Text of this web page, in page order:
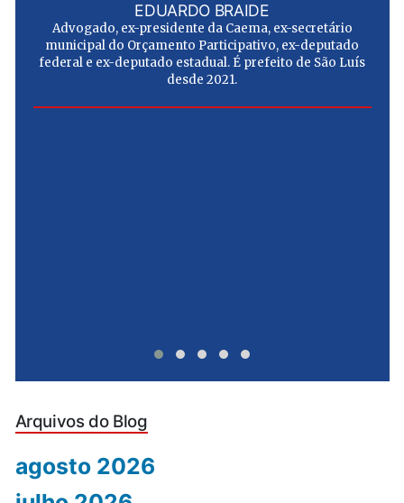
EDUARDO BRAIDE
Advogado, ex-presidente da Caema, ex-secretário
municipal do Orçamento Participativo, ex-deputado
federal e ex-deputado estadual. É prefeito de São Luís
desde 2021.
Arquivos do Blog
agosto 2026